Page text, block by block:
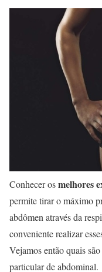
Conhecer osmelhores
permite tirar o máximo
abdômen através da
conveniente realizar
Vejamos então quais
particular de abdominal.